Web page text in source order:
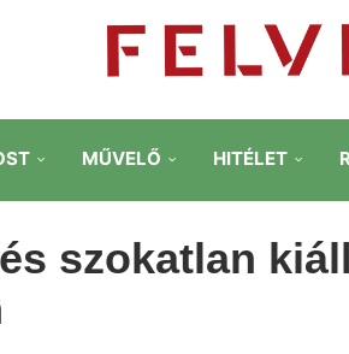
MŰVELŐ HITÉLET
szokatlan